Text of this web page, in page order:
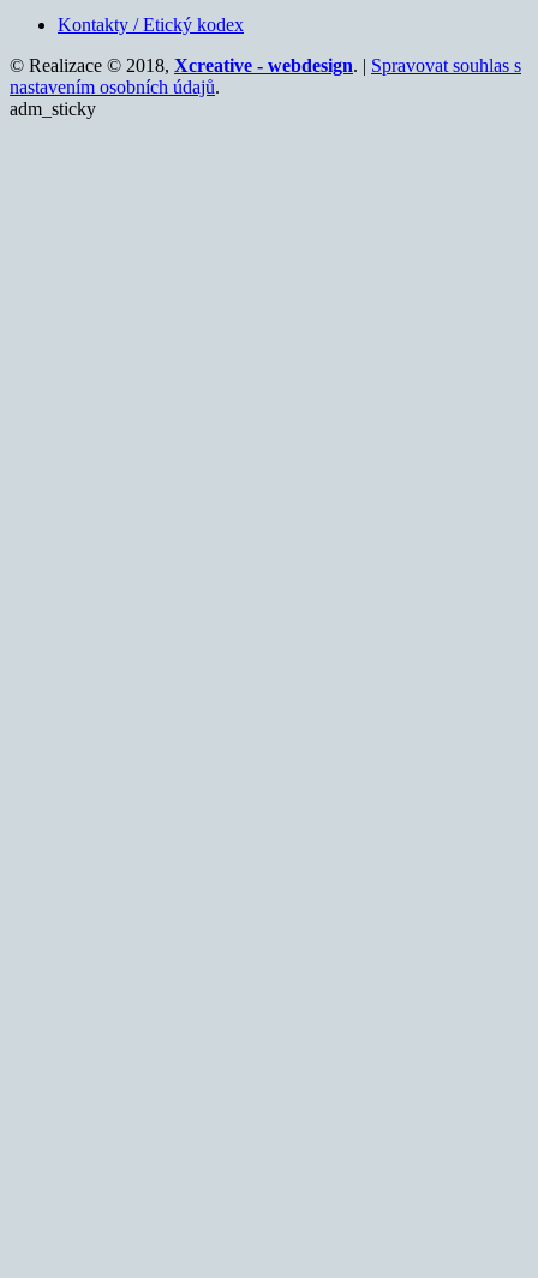
Kontakty / Etický kodex
© Realizace © 2018, Xcreative - webdesign. | Spravovat souhlas s
nastavením osobních údajů.
adm_sticky